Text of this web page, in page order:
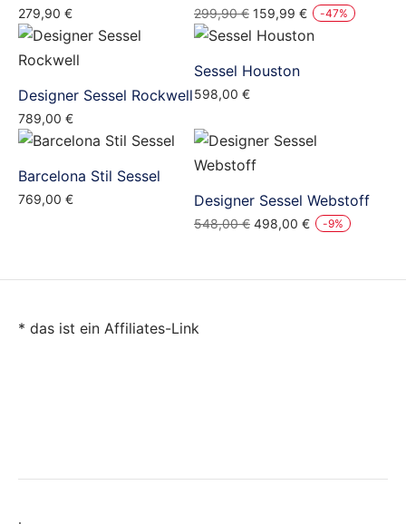
279,90 € 299,90€ Ursprünglicher
Preis
299,90 €
159,99 €Aktueller
Preis
-47%
Designer Sessel Rockwell
789,00 €
Sessel Houston
598,00 €
Barcelona Stil Sessel
769,00 € Designer Sessel Webstoff
548,00€ Ursprünglicher
548,00 €
498,00 €Aktueller
498,00 €.
-9%
* das ist ein Affiliates-Link